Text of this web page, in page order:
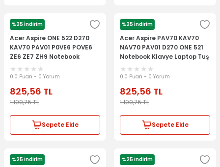
%25 İndirim
ACER
Acer Aspire ONE 522 D270
KAV70 PAV01 P0VE6 POVE6
ZE6 ZE7 ZH9 Notebook
Klavye Laptop Tuş Takımı -
Siyah
0.0 Puan - 0 Yorum
825,56 TL
1.100,75TL
Sepete Ekle
%25 İndirim
ACER
Acer Aspire PAV70 KAV70
NAV70 PAV01 D270 ONE 521
Notebook Klavye Laptop Tuş
Takımı - Siyah
0.0 Puan - 0 Yorum
825,56 TL
1.100,75TL
Sepete Ekle
%25 İndirim
ACER %25 İndirim
ACER